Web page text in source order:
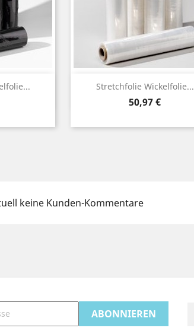
Stretchfolie Wickelfolie...
Preis
50,97 €
Vorschau
keine Kunden-Kommentare